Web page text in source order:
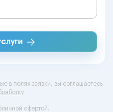
в полях заявки, вы соглашаетесь
.
офертой.